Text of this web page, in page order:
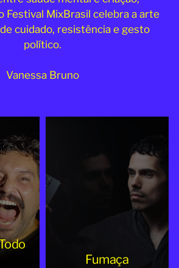
Festival MixBrasil celebra a arte
cuidado, resistência e gesto
político.
Vanessa Bruno
Fumaça